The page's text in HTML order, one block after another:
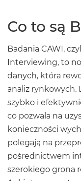
Co to są
Badania CAWI,
Interviewing, to
danych, która
analiz
szybko i
co pozwala na
konieczności
polegają na
pośrednictwem
szerokiego grona